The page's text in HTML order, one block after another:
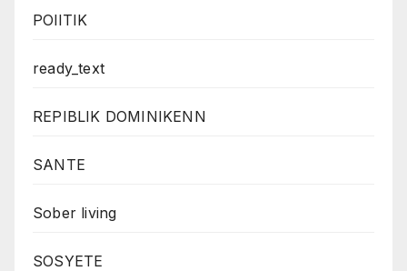
POlITIK
ready_text
REPIBLIK DOMINIKENN
SANTE
Sober living
SOSYETE